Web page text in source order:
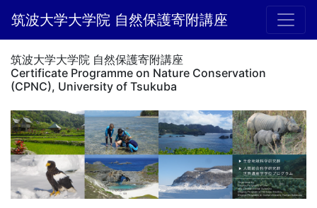
筑波大学大学院 自然保護寄附講座
筑波大学大学院 自然保護寄附講座
Certificate Programme on Nature Conservation
(CPNC), University of Tsukuba